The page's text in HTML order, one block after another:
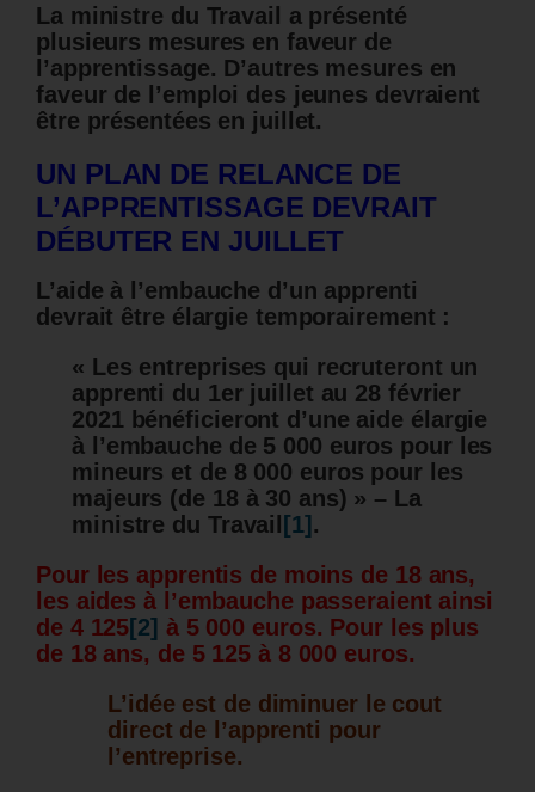
La ministre du Travail a présenté
plusieurs mesures en faveur de
l’apprentissage. D’autres mesures en
faveur de l’emploi des jeunes devraient
être présentées en juillet.
UN PLAN DE RELANCE DE
L’APPRENTISSAGE DEVRAIT
DÉBUTER EN JUILLET
L’aide à l’embauche d’un apprenti
devrait être élargie temporairement :
« Les entreprises qui recruteront un
apprenti du 1er juillet au 28 février
2021 bénéficieront d’une aide élargie
à l’embauche de 5 000 euros pour les
mineurs et de 8 000 euros pour les
majeurs (de 18 à 30 ans) » – La
ministre du Travail [1] .
Pour les apprentis de moins de 18 ans,
les aides à l’embauche passeraient ainsi
de 4 125[2] à 5 000 euros. Pour les plus
de 18 ans, de 5 125 à 8 000 euros.
L’idée est de diminuer le cout
direct de l’apprenti pour
l’entreprise.